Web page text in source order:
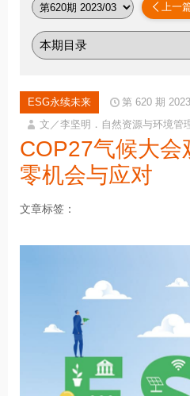
上一
ESG永续未来
第 620 期
文／李坚明．自然资源与环境管
COP27气候大会
零机会与应对
文章标签